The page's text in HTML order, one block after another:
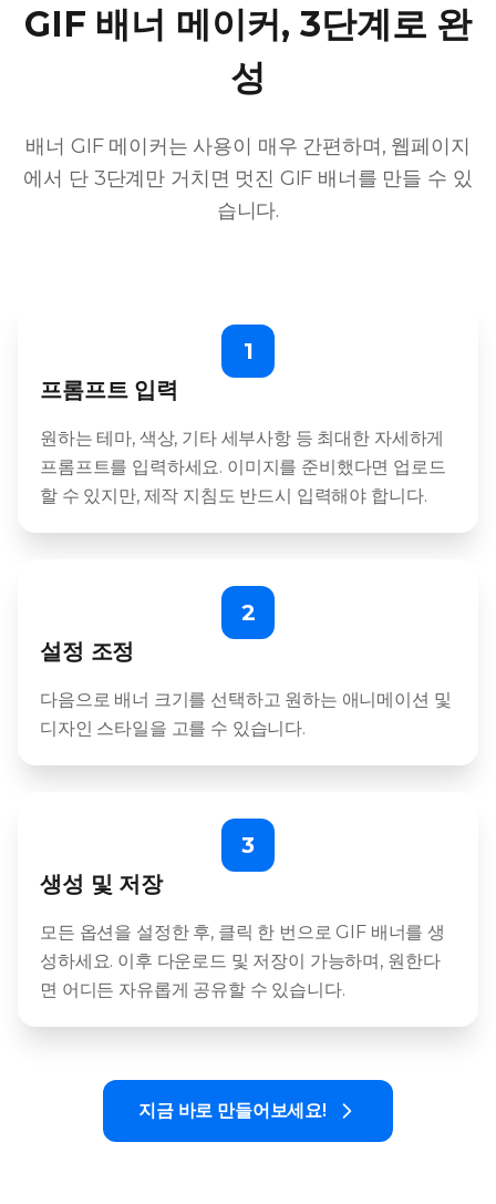
GIF 배너 메이커, 3단계로 완
성
배너 GIF 메이커는 사용이 매우 간편하며, 웹페이지
에서 단 3단계만 거치면 멋진 GIF 배너를 만들 수 있
습니다.
1
프롬프트 입력
원하는 테마, 색상, 기타 세부사항 등 최대한 자세하게
프롬프트를 입력하세요. 이미지를 준비했다면 업로드
할 수 있지만, 제작 지침도 반드시 입력해야 합니다.
2
설정 조정
다음으로 배너 크기를 선택하고 원하는 애니메이션 및
디자인 스타일을 고를 수 있습니다.
3
생성 및 저장
모든 옵션을 설정한 후, 클릭 한 번으로 GIF 배너를 생
성하세요. 이후 다운로드 및 저장이 가능하며, 원한다
면 어디든 자유롭게 공유할 수 있습니다.
지금 바로 만들어보세요!